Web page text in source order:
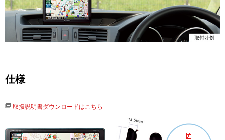
仕様
取扱説明書ダウンロードはこちら